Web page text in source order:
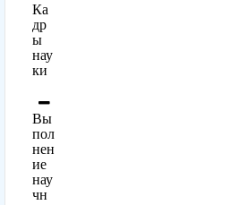
Ка
др
ы
нау
ки
Вы
пол
нен
ие
нау
чн